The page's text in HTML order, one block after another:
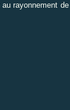
rayonnement